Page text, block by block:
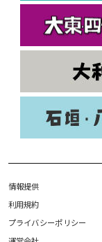
情報提供
利用規約
プライバシーポリシー